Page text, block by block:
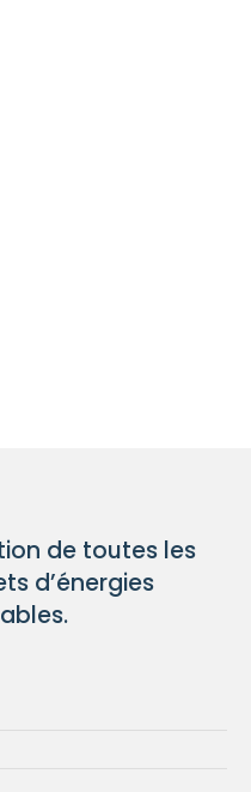
de toutes les
d’énergies